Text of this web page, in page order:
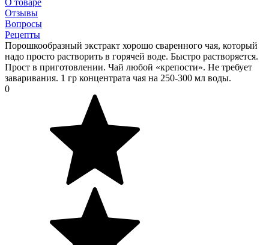
О товаре
Отзывы
Вопросы
Рецепты
Порошкообразный экстракт хорошо сваренного чая, который
надо просто растворить в горячей воде. Быстро растворяется.
Прост в приготовлении. Чай любой «крепости». Не требует
заваривания. 1 гр концентрата чая на 250-300 мл воды.
0